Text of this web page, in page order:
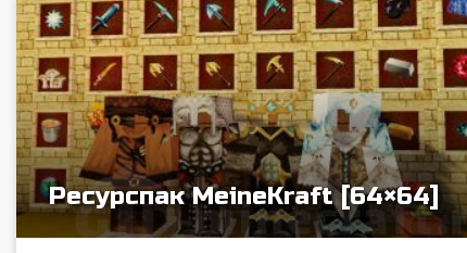
Ресурспак MeineKraft [64×64]